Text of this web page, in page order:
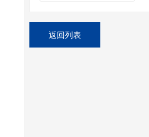
返回列表